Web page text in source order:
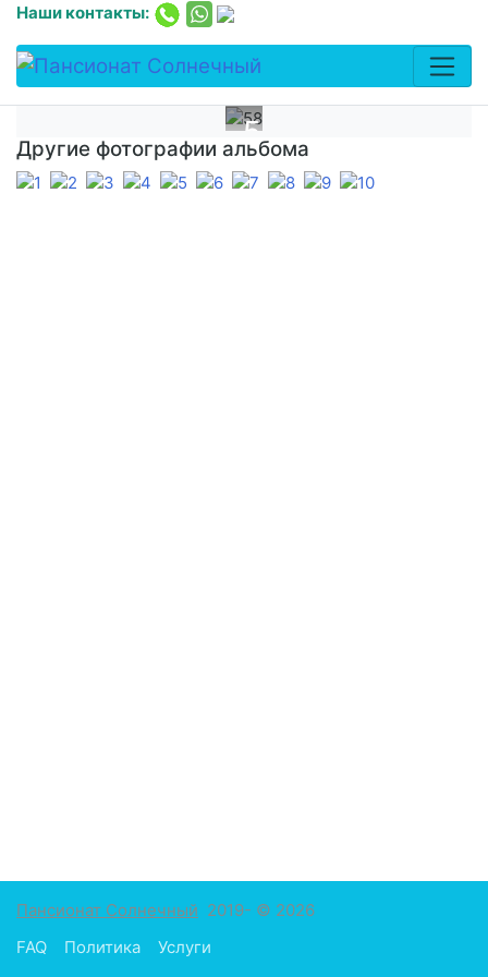
Наши контакты:
58
Другие фотографии альбома
Пансионат Солнечный 2019- © 2026
FAQ
Политика Услуги